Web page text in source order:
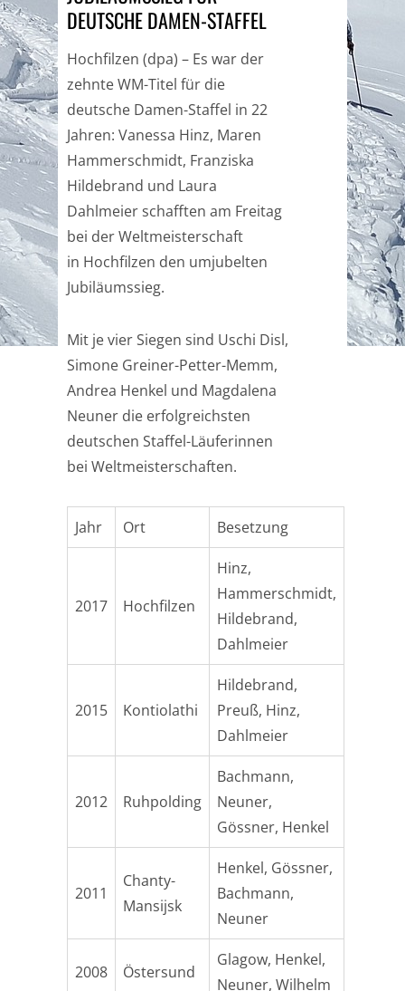
DEUTSCHE DAMEN-STAFFEL
Hochfilzen (dpa) – Es war der
zehnte WM-Titel für die
deutsche Damen-Staffel in 22
Jahren: Vanessa Hinz, Maren
Hammerschmidt, Franziska
Hildebrand und Laura
Dahlmeier schafften am Freitag
bei der Weltmeisterschaft
in Hochfilzen den umjubelten
Jubiläumssieg.
Mit je vier Siegen sind Uschi Disl,
Simone Greiner-Petter-Memm,
Andrea Henkel und Magdalena
Neuner die erfolgreichsten
deutschen Staffel-Läuferinnen
bei Weltmeisterschaften.
Jahr Ort Besetzung
2017 Hochfilzen
Hinz,
Hammerschmidt,
Hildebrand,
Dahlmeier
2015 Kontiolathi
Hildebrand,
Preuß, Hinz,
Dahlmeier
2012 Ruhpolding
Bachmann,
Neuner,
Gössner, Henkel
2011
Chanty-
Mansijsk
Henkel, Gössner,
Bachmann,
Neuner
2008 Östersund
Glagow, Henkel,
Neuner, Wilhelm